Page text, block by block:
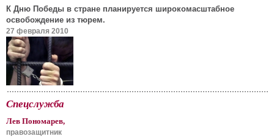
К Дню Победы в стране планируется широкомасштабное
освобождение из тюрем.
27 февраля 2010
Спецслужба
Лев Пономарев,
правозащитник